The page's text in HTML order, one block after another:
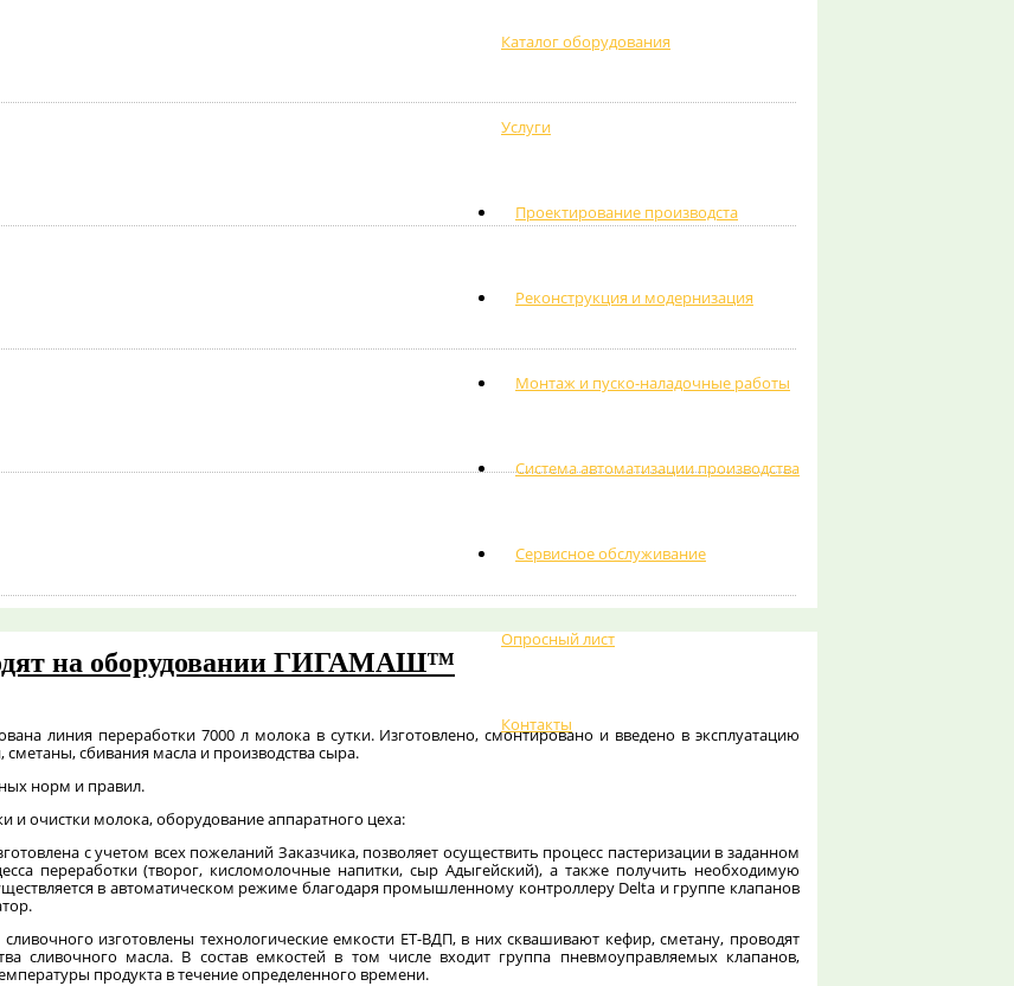
Каталог оборудования
Услуги
Проектирование производста
Реконструкция и модернизация
Монтаж и пуско-наладочные работы
Система автоматизации производства
Сервисное обслуживание
Опросный лист
Контакты
на оборудовании ГИГАМАШ™
линия переработки 7000 л молока в сутки. Изготовлено, смонтировано и введено в эксплуатацию
сбивания масла и производства сыра.
норм и правил.
и очистки молока, оборудование аппаратного цеха:
с учетом всех пожеланий Заказчика, позволяет осуществить процесс пастеризации в заданном
переработки (творог, кисломолочные напитки, сыр Адыгейский), а также получить необходимую
в автоматическом режиме благодаря промышленному контроллеру Delta и группе клапанов
изготовлены технологические емкости ЕТ-ВДП, в них сквашивают кефир, сметану, проводят
сливочного масла. В состав емкостей в том числе входит группа пневмоуправляемых клапанов,
продукта в течение определенного времени.